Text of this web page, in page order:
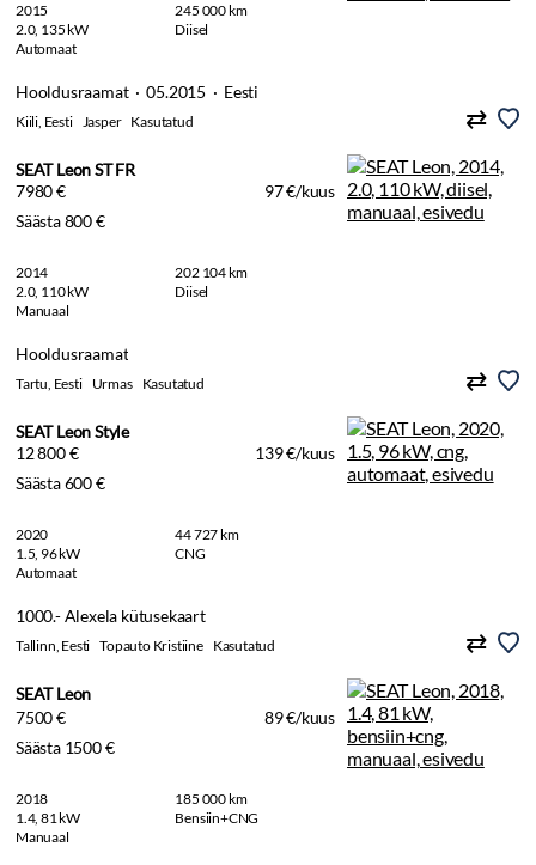
2015
245 000 km
2.0, 135 kW
Diisel
Automaat
Hooldusraamat · 05.2015 · Eesti
Kiili, Eesti Jasper Kasutatud
SEAT Leon ST FR
7980 €
97 €/kuus
Säästa 800 €
2014
202 104 km
2.0, 110 kW
Diisel
Manuaal
Hooldusraamat
Tartu, Eesti Urmas Kasutatud
SEAT Leon Style
12 800 €
139 €/kuus
Säästa 600 €
2020
44 727 km
1.5, 96 kW
CNG
Automaat
1000.- Alexela kütusekaart
Tallinn, Eesti Topauto Kristiine Kasutatud
SEAT Leon
7500 €
89 €/kuus
Säästa 1500 €
2018
185 000 km
1.4, 81 kW
Bensiin+CNG
Manuaal